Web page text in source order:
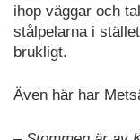
ihop väggar och
stålpelarna i
brukligt.
Även här har